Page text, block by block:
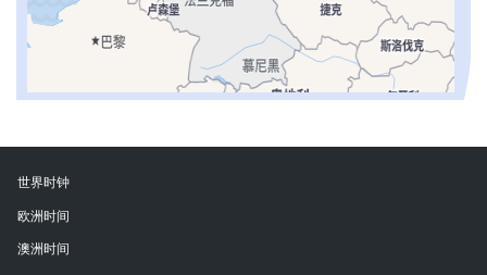
世界时钟
欧洲时间
澳洲时间